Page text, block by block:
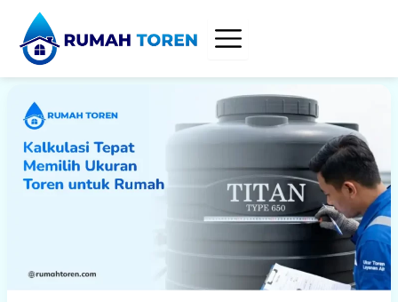
content